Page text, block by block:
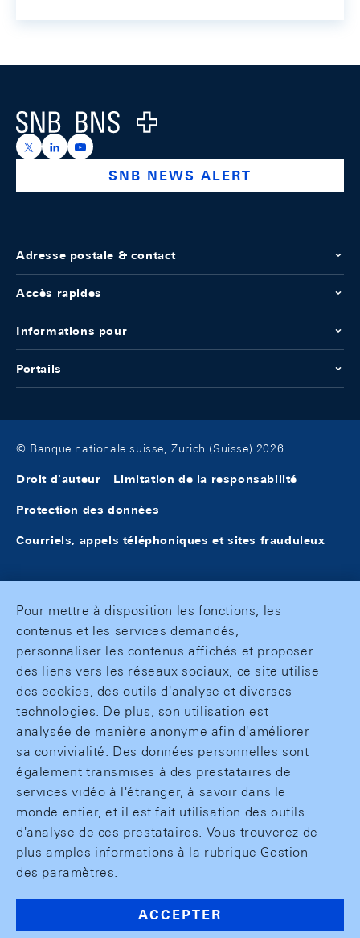
Logo
https://x.com/snb_bns
https://ch.linkedin.com/company/swiss-national-
https://www.youtube.com/@swissnationalbank
SNB NEWS ALERT
Adresse postale & contact
Accès rapides
Informations pour
Portails
© Banque nationale suisse, Zurich (Suisse) 2026
Droit d'auteur Limitation de la responsabilité
Protection des données
Courriels, appels téléphoniques et sites frauduleux
Pour mettre à disposition les fonctions, les
contenus et les services demandés,
personnaliser les contenus affichés et proposer
des liens vers les réseaux sociaux, ce site utilise
des cookies, des outils d'analyse et diverses
technologies. De plus, son utilisation est
analysée de manière anonyme afin d'améliorer
sa convivialité. Des données personnelles sont
également transmises à des prestataires de
services vidéo à l'étranger, à savoir dans le
monde entier, et il est fait utilisation des outils
d'analyse de ces prestataires. Vous trouverez de
plus amples informations à la rubrique Gestion
des paramètres.
ACCEPTER